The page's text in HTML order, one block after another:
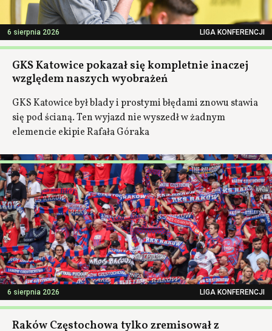
6 sierpnia 2026 LIGA KONFERENCJI
GKS Katowice pokazał się kompletnie inaczej
względem naszych wyobrażeń
GKS Katowice był blady i prostymi błędami znowu stawia
się pod ścianą. Ten wyjazd nie wyszedł w żadnym
elemencie ekipie Rafała Góraka
6 sierpnia 2026 LIGA KONFERENCJI
Raków Częstochowa tylko zremisował z